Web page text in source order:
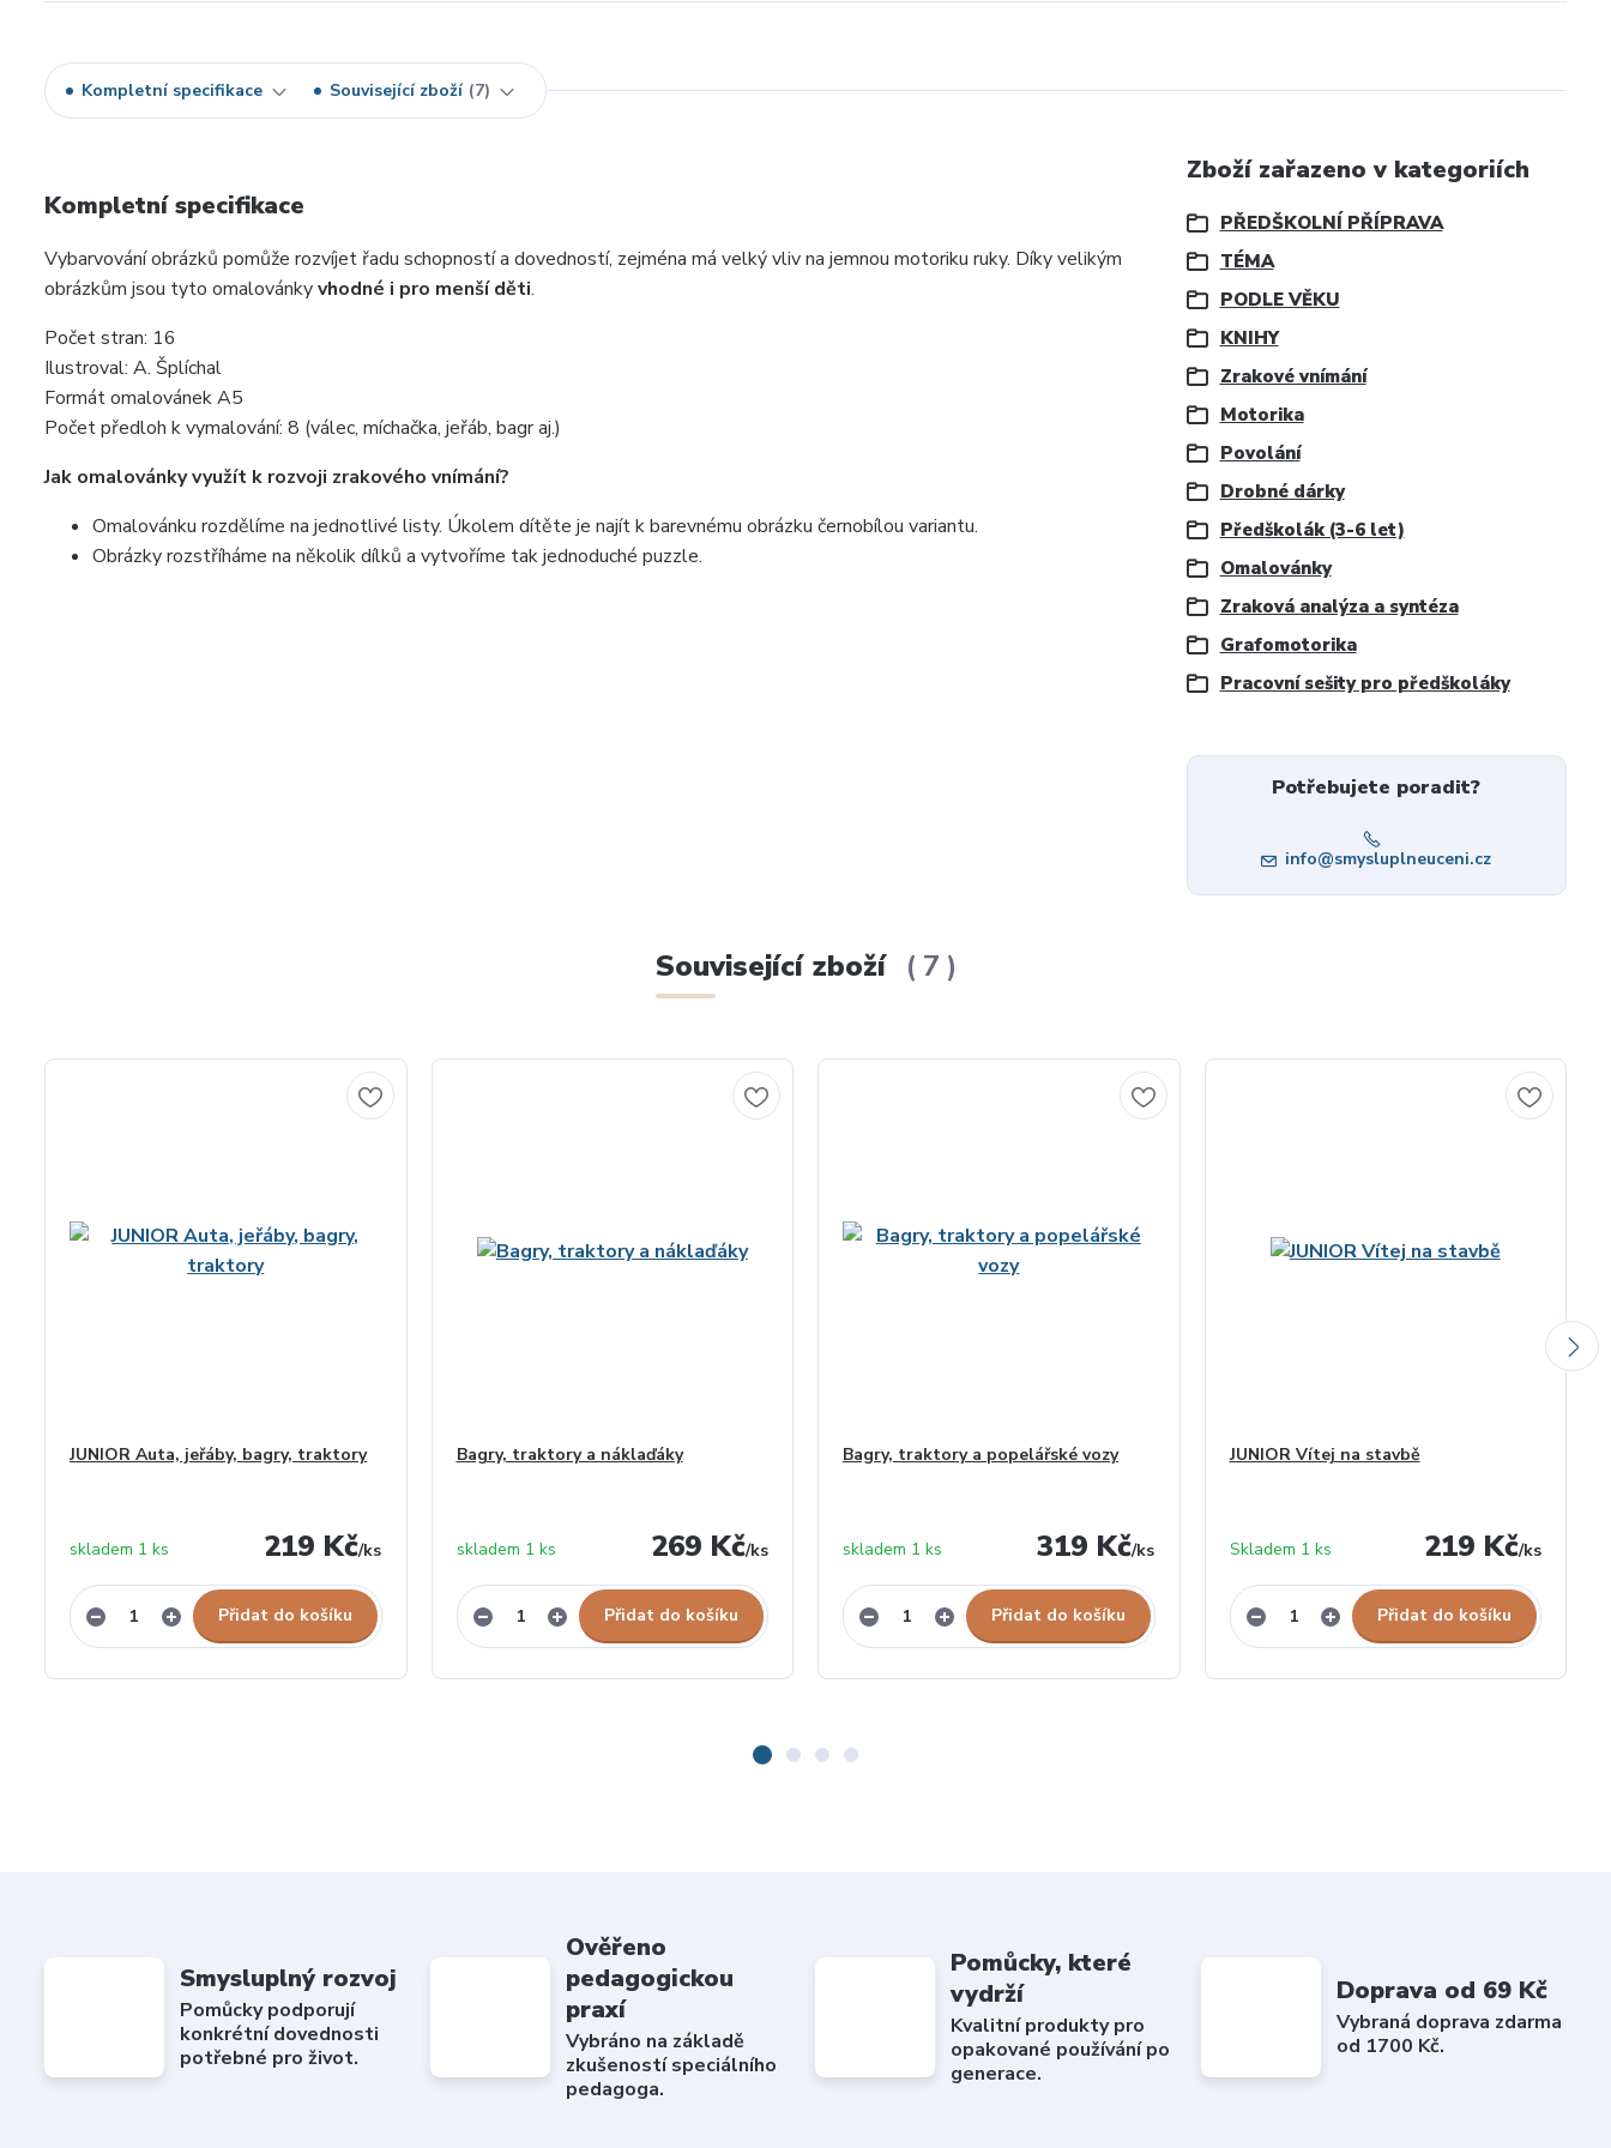
Kompletní specifikace Související zboží 7
Kompletní specifikace
Vybarvování obrázků pomůže rozvíjet řadu schopností a dovedností, zejména má velký vliv na jemnou motoriku ruky. Díky velikým
obrázkům jsou tyto omalovánkyvhodné i pro menší děti.
Počet stran: 16
Ilustroval: A. Šplíchal
Formát omalovánek A5
Počet předloh k vymalování: 8 (válec, míchačka, jeřáb, bagr aj.)
Jak omalovánky využít k rozvoji zrakového vnímání?
Omalovánku rozdělíme na jednotlivé listy. Úkolem dítěte je najít k barevnému obrázku černobílou variantu.
Obrázky rozstříháme na několik dílků a vytvoříme tak jednoduché puzzle.
Zboží zařazeno v kategoriích
PŘEDŠKOLNÍ PŘÍPRAVA
TÉMA
PODLE VĚKU
KNIHY
Zrakové vnímání
Motorika
Povolání
Drobné dárky
Předškolák (3-6 let)
Omalovánky
Zraková analýza a syntéza
Grafomotorika
Pracovní sešity pro předškoláky
Potřebujete poradit?
info@smysluplneuceni.cz
Související zboží 7
JUNIOR Auta, jeřáby, bagry, traktory
219 Kč/ks
skladem 1 ks
Přidat do košíku
Bagry, traktory a náklaďáky
269 Kč/ks
skladem 1 ks
Přidat do košíku
Bagry, traktory a popelářské vozy
319 Kč/ks
skladem 1 ks
Přidat do košíku
JUNIOR Vítej na stavbě
219 Kč/ks
Skladem 1 ks
Přidat do košíku
Smysluplný rozvoj
Pomůcky podporují
konkrétní dovednosti
potřebné pro život.
Ověřeno
pedagogickou
praxí
Vybráno na základě
zkušeností speciálního
pedagoga.
Pomůcky, které
vydrží
Kvalitní produkty pro
opakované používání po
generace.
Doprava od 69 Kč
Vybraná doprava zdarma
od 1700 Kč.